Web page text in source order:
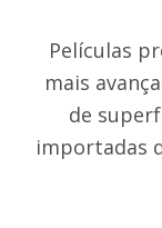
Películas
mais
de
importadas